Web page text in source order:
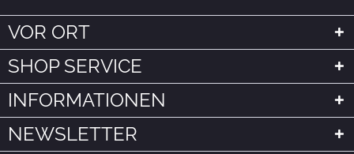
VOR ORT
SHOP SERVICE
INFORMATIONEN
NEWSLETTER